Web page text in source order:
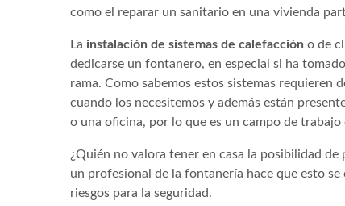
como el reparar un sanitario en una vivienda
La instalación de sistemas de calefacción o de
dedicarse un fontanero, en especial si ha
rama. Como sabemos estos sistemas
cuando los necesitemos y además están
o una oficina, por lo que es un campo de trabajo
¿Quién no valora tener en casa la posibilidad
un profesional de la fontanería hace que esto
riesgos para la seguridad.